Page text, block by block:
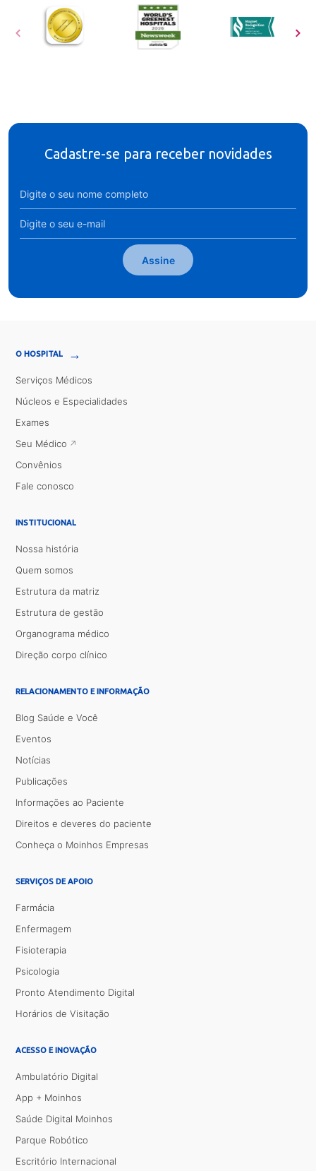
Cadastre-se para receber novidades
Assine
O HOSPITAL →
Serviços Médicos
Núcleos e Especialidades
Exames
Seu Médico
Convênios
Fale conosco
INSTITUCIONAL
Nossa história
Quem somos
Estrutura da matriz
Estrutura de gestão
Organograma médico
Direção corpo clínico
RELACIONAMENTO E INFORMAÇÃO
Blog Saúde e Você
Eventos
Notícias
Publicações
Informações ao Paciente
Direitos e deveres do paciente
Conheça o Moinhos Empresas
SERVIÇOS DE APOIO
Farmácia
Enfermagem
Fisioterapia
Psicologia
Pronto Atendimento Digital
Horários de Visitação
ACESSO E INOVAÇÃO
Ambulatório Digital
App + Moinhos
Saúde Digital Moinhos
Parque Robótico
Escritório Internacional